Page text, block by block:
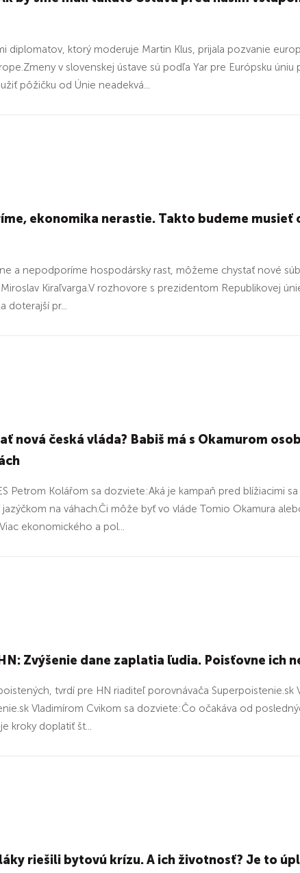
diplomatov, ktorý moderuje Martin Klus, prijala pozvanie
v slovenskej ústave sú podľa Yar pre Európsku
pôžičku od Únie neadekvá...
ekonomika nerastie. Takto budeme
a nepodporíme hospodársky rast, môžeme chystať nové
Kiraľvarga.V rozhovore s prezidentom Republikovej
doterajší pr...
nová česká vláda? Babiš má s Okamurom
Petrom Kolářom sa dozviete:Aká je kampaň pred blížiacimi
na váhach.Či môže byť vo vláde Tomio Okamura
ekonomického a pol...
Zvýšenie dane zaplatia ľudia. Poisťovne ich
tvrdí pre HN riaditeľ porovnávača Superpoistenie.sk
Vladimírom Cvikom sa dozviete:Čo očakáva od
kroky doplatiť št...
riešili bytovú krízu. A ich životnosť? Je to